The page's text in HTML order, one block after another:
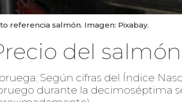
referencia salmón. Imagen: Pixabay.
del
Según cifras del Índice
durante la decimoséptima